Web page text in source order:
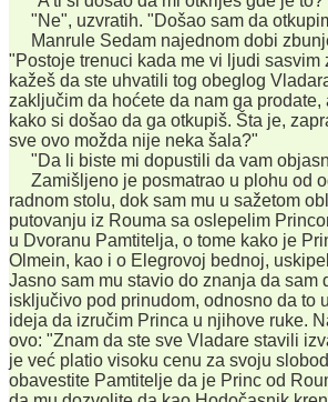
"Ne", uzvratih. "Došao sam da
Manrule Sedam najednom dobi
"Postoje trenuci kada me vi ljudi sasvim
kažeš da ste uhvatili tog obeglog
zaključim da hoćete da nam ga
kako si došao da ga otkupiš. Šta je,
sve ovo možda nije neka šala?"
"Da li biste mi dopustili da vam
Zamišljeno je posmatrao u plohu od
radnom stolu, dok sam mu u sažetom
putovanju iz Rouma sa oslepelim
u Dvoranu Pamtitelja, o tome kako je
Olmein, kao i o Elegrovoj bednoj,
Jasno sam mu stavio do znanja da sam
isključivo pod prinudom, odnosno da to
ideja da izručim Princa u njihove ruke.
ovo: "Znam da ste sve Vladare stavili
je već platio visoku cenu za svoju
obavestite Pamtitelje da je Princ od